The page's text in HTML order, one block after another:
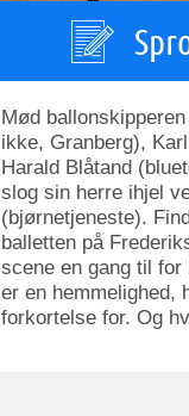
Mød
ikke, Granberg),
Harald Blåtand
slog sin herre ihjel
(bjørnetjeneste).
balletten på
scene en gang til
er en hemmelighed,
forkortelse for. Og